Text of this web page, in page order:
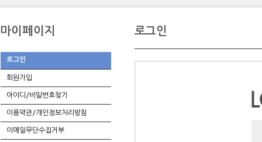
마이페이지
로그인
회원가입
아이디/비밀번호찾기
이용약관/개인정보처리방침
이메일무단수집거부
로그인